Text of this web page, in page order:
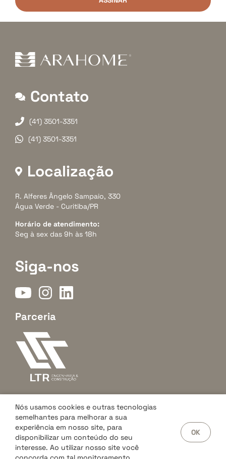
Nós usamos cookies e outras tecnologias
semelhantes para melhorar a sua
experiência em nosso site, para
disponibilizar um conteúdo do seu
interesse. Ao utilizar nosso site você
OK
Contato
(41) 3501-3351
(41) 3501-3351
Localização
R. Alferes Ângelo Sampaio, 330
Água Verde - Curitiba/PR
Horário de atendimento:
Seg à sex das 9h às 18h
Siga-nos
Parceria
Arahome Negócios Imobiliários © 2026. Creci J07042. Todos os
direitos reservados.